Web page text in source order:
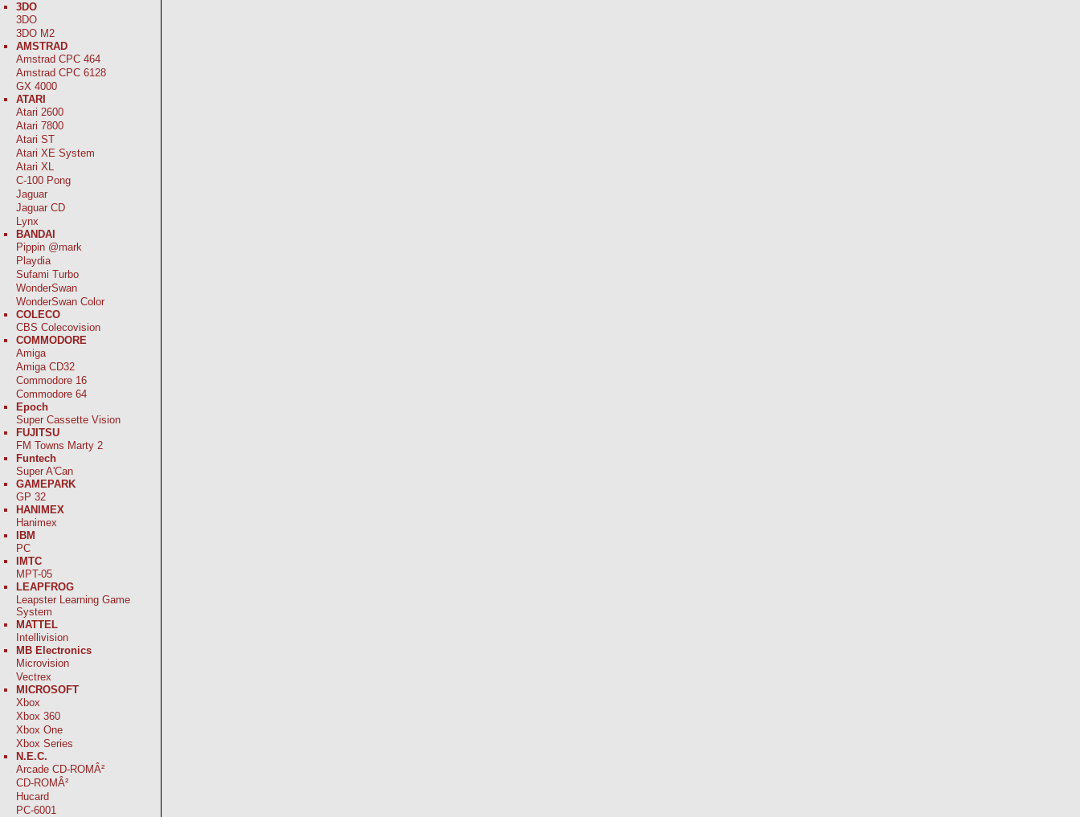
3DO
3DO
3DO M2
AMSTRAD
Amstrad CPC 464
Amstrad CPC 6128
GX 4000
ATARI
Atari 2600
Atari 7800
Atari ST
Atari XE System
Atari XL
C-100 Pong
Jaguar
Jaguar CD
Lynx
BANDAI
Pippin @mark
Playdia
Sufami Turbo
WonderSwan
WonderSwan Color
COLECO
CBS Colecovision
COMMODORE
Amiga
Amiga CD32
Commodore 16
Commodore 64
Epoch
Super Cassette Vision
FUJITSU
FM Towns Marty 2
Funtech
Super A'Can
GAMEPARK
GP 32
HANIMEX
Hanimex
IBM
PC
IMTC
MPT-05
LEAPFROG
Leapster Learning Game
System
MATTEL
Intellivision
MB Electronics
Microvision
Vectrex
MICROSOFT
Xbox
Xbox 360
Xbox One
Xbox Series
N.E.C.
Arcade CD-ROMÂ²
CD-ROMÂ²
Hucard
PC-6001